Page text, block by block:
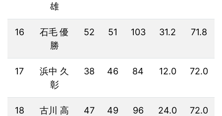
雄
16
石毛 優
勝
52 51 103 31.2 71.8
17
浜中 久
彰
38 46 84 12.0 72.0
18
古川 高
47 49 96 24.0 72.0